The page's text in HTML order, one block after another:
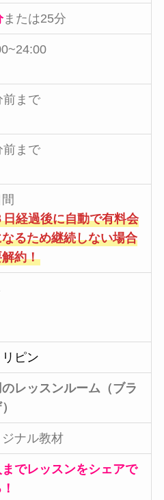
または25分
前まで
前まで
経過後に自動で有料会
るため継続しない場合
約！
ピン
レッスンルーム（ブラ
ナル教材
までレッスンをシェアで